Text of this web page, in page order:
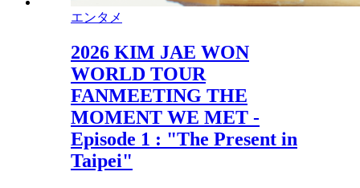
エンタメ
2026 KIM JAE WON
WORLD TOUR
FANMEETING THE
MOMENT WE MET -
Episode 1 : "The Present in
Taipei"